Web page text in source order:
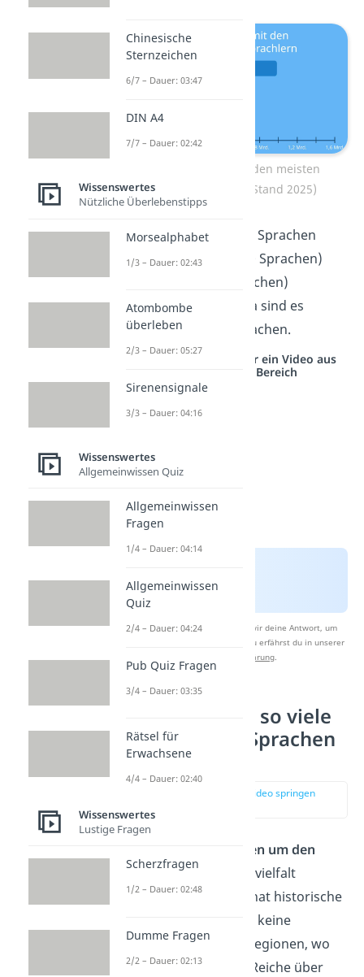
Die 4 Sprachen mit den meisten
Muttersprachlern (Stand 2025)
Übrigens:Die meisten Sprachen
werden in Asien (2.300 Sprachen)
und Afrika (2.100 Sprachen)
gesprochen. In Europa sind es
hingegen nur 290 Sprachen.
Studyflix vernetzt: Hier ein Video aus
einem anderen Bereich
Nach Beantwortung speichern wir deine Antwort, um
Studyflix zu verbessern. Mehr dazu erfährst du in unserer
Datenschutzerklärung.
Warum gibt es so viele
verschiedene Sprachen
auf der Welt?
zur Stelle im Video springen
Gebieten um den
Äquatorist die Sprachvielfalt
besonders hoch. Das hat historische
Gründe — dort gab es keine
Großreiche. Denn in Regionen, wo
sich keine mächtigen Reiche über
Chinesische
Sternzeichen
6/7 – Dauer: 03:47
DIN A4
7/7 – Dauer: 02:42
Wissenswertes
Nützliche Überlebenstipps
Morsealphabet
1/3 – Dauer: 02:43
Atombombe
überleben
2/3 – Dauer: 05:27
Sirenensignale
3/3 – Dauer: 04:16
Wissenswertes
Allgemeinwissen Quiz
Allgemeinwissen
Fragen
1/4 – Dauer: 04:14
Allgemeinwissen
Quiz
2/4 – Dauer: 04:24
Pub Quiz Fragen
3/4 – Dauer: 03:35
Rätsel für
Erwachsene
4/4 – Dauer: 02:40
Wissenswertes
Lustige Fragen
Scherzfragen
1/2 – Dauer: 02:48
Dumme Fragen
2/2 – Dauer: 02:13